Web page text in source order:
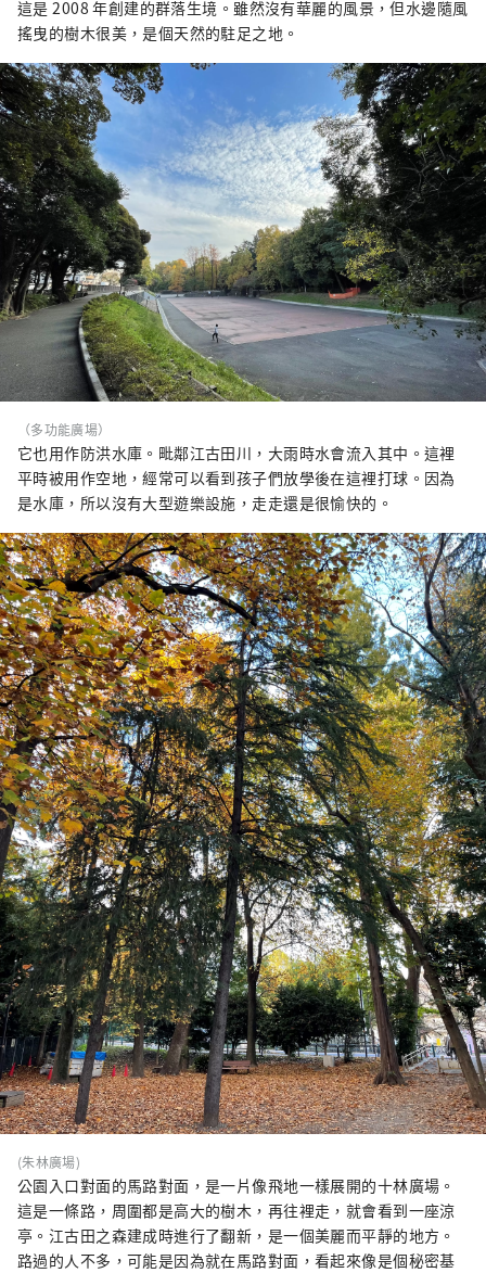
這是 2008 年創建的群落生境。雖然沒有華麗的風景，但水邊隨風
搖曳的樹木很美，是個天然的駐足之地。
（多功能廣場）
它也用作防洪水庫。毗鄰江古田川，大雨時水會流入其中。這裡
平時被用作空地，經常可以看到孩子們放學後在這裡打球。因為
是水庫，所以沒有大型遊樂設施，走走還是很愉快的。
(朱林廣場)
公園入口對面的馬路對面，是一片像飛地一樣展開的十林廣場。
這是一條路，周圍都是高大的樹木，再往裡走，就會看到一座涼
亭。江古田之森建成時進行了翻新，是一個美麗而平靜的地方。
路過的人不多，可能是因為就在馬路對面，看起來像是個秘密基